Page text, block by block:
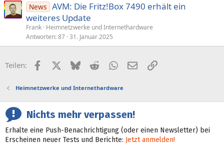
News AVM: Die Fritz!Box 7490 erhält ein
weiteres Update
Frank Heimnetzwerke und Internethardware
Antworten 87 31. Januar 2025
Teilen: FacebookX (Twitter)
BlueskyRedditWhatsApp
E-MailLink
Heimnetzwerke und Internethardware
Nichts mehr verpassen!
Erhalte eine Push-Benachrichtigung (oder einen Newsletter) bei
Erscheinen neuer Tests und Berichte: Jetzt anmelden!